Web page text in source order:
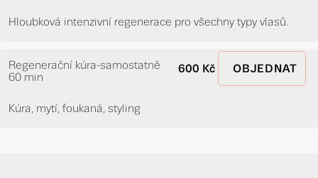
Hloubková intenzivní regenerace pro všechny typy vlasů.
Regenerační kúra-samostatně
60 min
600 Kč OBJEDNAT
Kúra, mytí, foukaná, styling